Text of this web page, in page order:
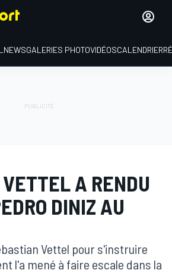
NEWSGALERIES PHOTOVIDÉOSCALENDRIER
VETTEL A RENDU
DINIZ AU
Vettel pour s'instruire
l'a mené à faire escale dans la